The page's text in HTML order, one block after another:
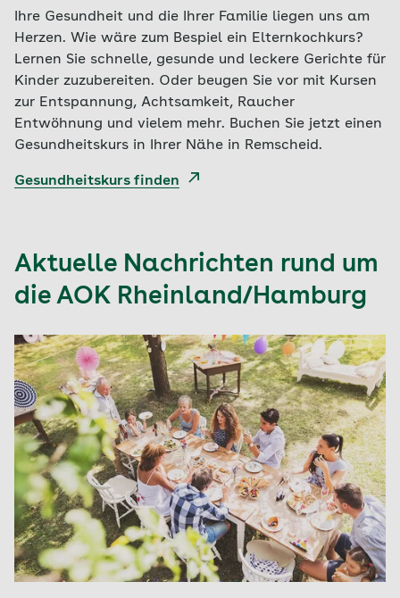
Ihre Gesundheit und die Ihrer Familie liegen uns am
Herzen. Wie wäre zum Bespiel ein Elternkochkurs?
Lernen Sie schnelle, gesunde und leckere Gerichte für
Kinder zuzubereiten. Oder beugen Sie vor mit Kursen
zur Entspannung, Achtsamkeit, Raucher
Entwöhnung und vielem mehr. Buchen Sie jetzt einen
Gesundheitskurs in Ihrer Nähe in Remscheid.
Gesundheitskurs finden
Aktuelle Nachrichten rund um
die AOK Rheinland/Hamburg